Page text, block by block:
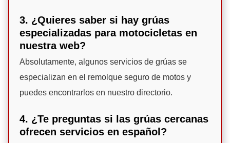
3. ¿Quieres saber si hay grúas
especializadas para motocicletas en
nuestra web?
Absolutamente, algunos servicios de grúas se
especializan en el remolque seguro de motos y
puedes encontrarlos en nuestro directorio.
4. ¿Te preguntas si las grúas cercanas
ofrecen servicios en español?